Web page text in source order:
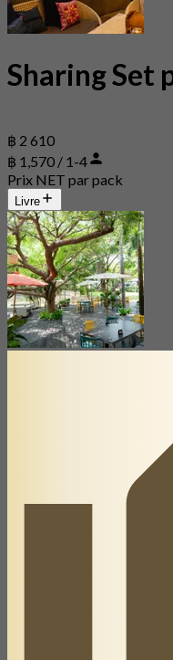
Sharing Set
฿ 2 610
฿ 1,570 / 1-4
Prix NET par pack
Livre